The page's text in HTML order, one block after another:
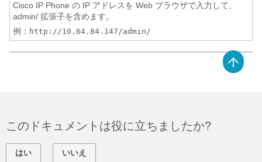
Cisco IP Phone の IP アドレスを Web ブラウザで入力して、
admin/ 拡張子を含めます。
例： http://10.64.84.147/admin/
このドキュメントは役に立ちましたか?
はい いいえ